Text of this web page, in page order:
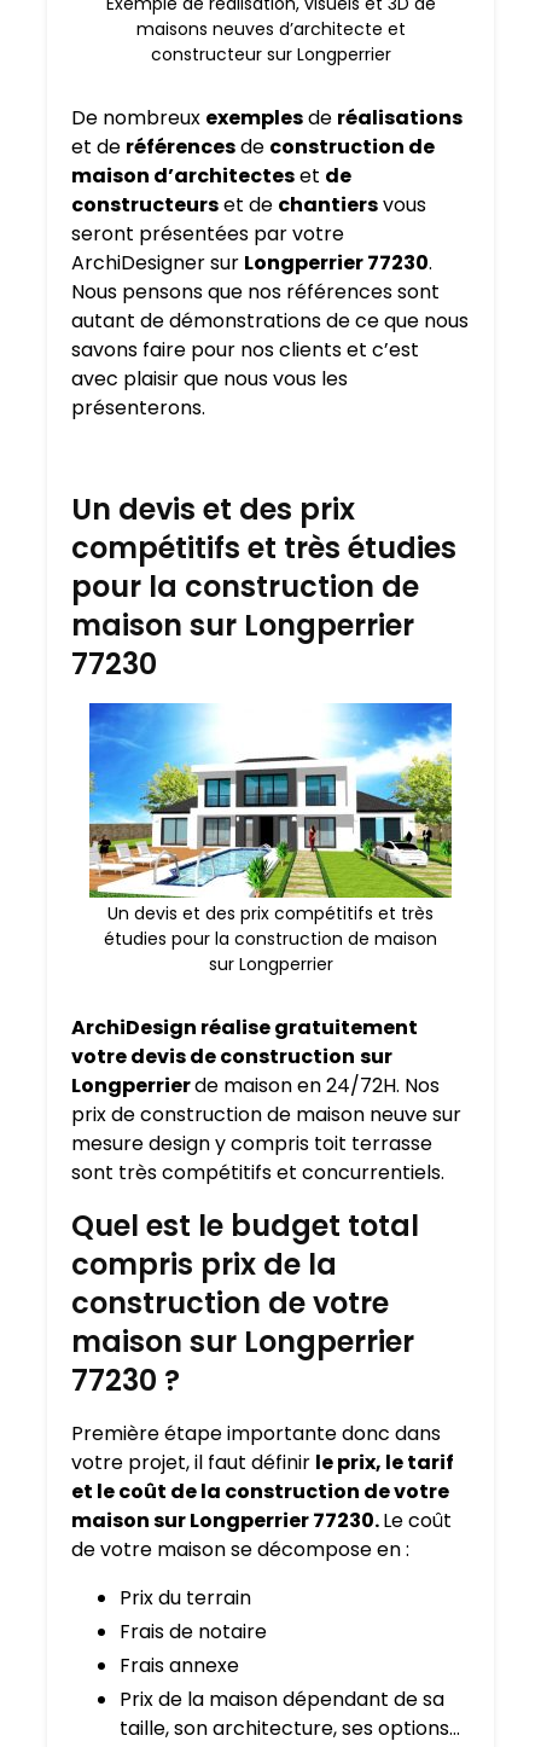
maisons neuves d’architecte et
constructeur sur Longperrier
De nombreux exemplesde réalisations
et de référencesde construction de
maison d’architecteset de
constructeurset de chantiersvous
seront présentées par votre
ArchiDesigner sur Longperrier 77230.
Nous pensons que nos références sont
autant de démonstrations de ce que nous
savons faire pour nos clients et c’est
avec plaisir que nous vous les
présenterons.
Un devis et des prix
compétitifs et très étudies
pour la construction de
maison sur Longperrier
77230
Un devis et des prix compétitifs et très
étudies pour la construction de maison
sur Longperrier
ArchiDesign réalise gratuitement
votre devis de construction sur
Longperrierde maison en 24/72H. Nos
prix de construction de maison neuve sur
mesure design y compris toit terrasse
sont très compétitifs et concurrentiels.
Quel est le budget total
compris prix de la
construction de votre
maison sur Longperrier
77230 ?
Première étape importante donc dans
votre projet, il faut définir le prix, le tarif
et le coût de la construction de votre
maison sur Longperrier 77230.Le coût
de votre maison se décompose en :
Prix du terrain
Frais de notaire
Frais annexe
Prix de la maison dépendant de sa
taille, son architecture, ses options…